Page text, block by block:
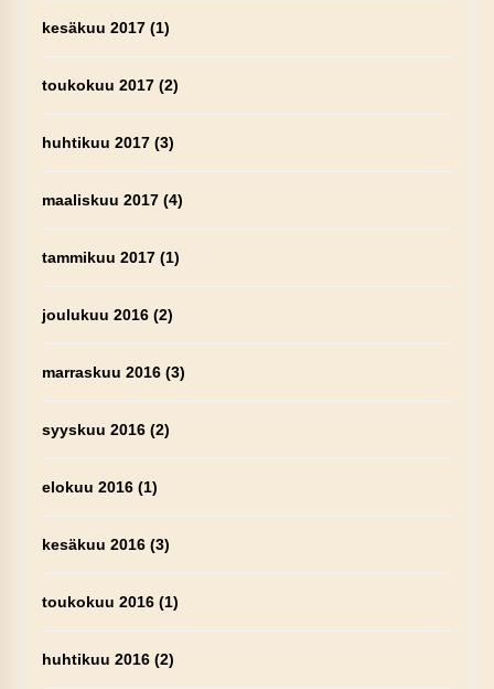
kesäkuu 2017(1)
toukokuu 2017(2)
huhtikuu 2017(3)
maaliskuu 2017(4)
tammikuu 2017(1)
joulukuu 2016(2)
marraskuu 2016(3)
syyskuu 2016(2)
elokuu 2016(1)
kesäkuu 2016(3)
toukokuu 2016(1)
huhtikuu 2016(2)